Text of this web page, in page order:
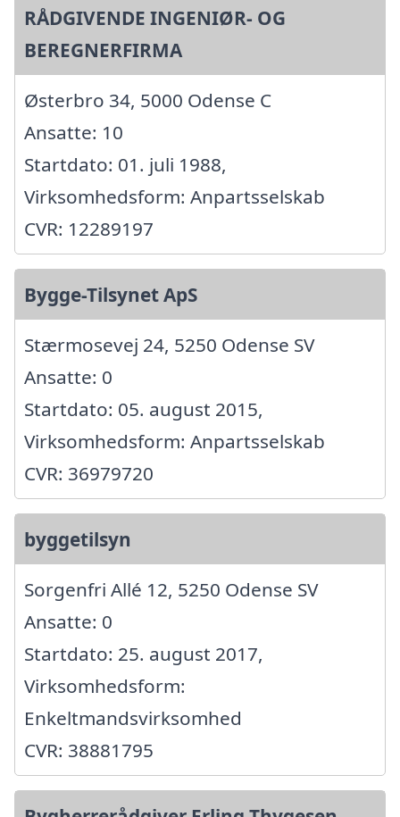
RÅDGIVENDE INGENIØR- OG
BEREGNERFIRMA
Østerbro 34, 5000 Odense C
Ansatte: 10
Startdato: 01. juli 1988,
Virksomhedsform: Anpartsselskab
CVR: 12289197
Bygge-Tilsynet ApS
Stærmosevej 24, 5250 Odense SV
Ansatte: 0
Startdato: 05. august 2015,
Virksomhedsform: Anpartsselskab
CVR: 36979720
byggetilsyn
Sorgenfri Allé 12, 5250 Odense SV
Ansatte: 0
Startdato: 25. august 2017,
Virksomhedsform:
Enkeltmandsvirksomhed
CVR: 38881795